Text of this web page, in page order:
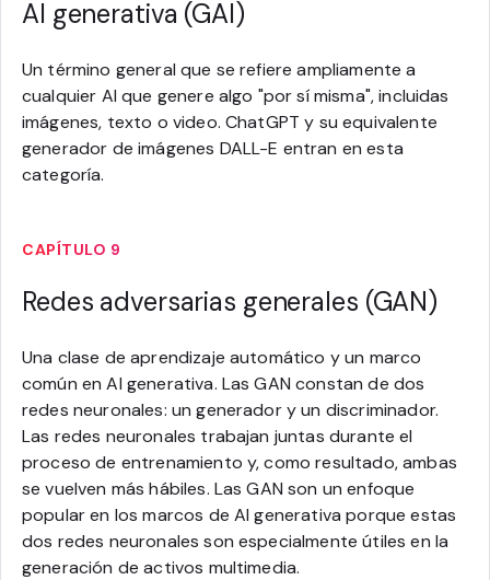
AI generativa (GAI)
Un término general que se refiere ampliamente a
cualquier AI que genere algo "por sí misma", incluidas
imágenes, texto o video. ChatGPT y su equivalente
generador de imágenes DALL-E entran en esta
categoría.
CAPÍTULO 9
Redes adversarias generales (GAN)
Una clase de aprendizaje automático y un marco
común en AI generativa. Las GAN constan de dos
redes neuronales: un generador y un discriminador.
Las redes neuronales trabajan juntas durante el
proceso de entrenamiento y, como resultado, ambas
se vuelven más hábiles. Las GAN son un enfoque
popular en los marcos de AI generativa porque estas
dos redes neuronales son especialmente útiles en la
generación de activos multimedia.